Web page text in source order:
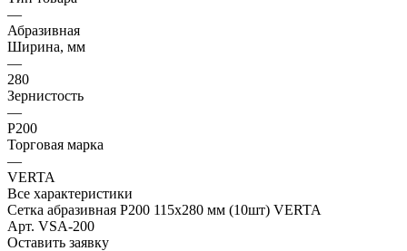
—
Абразивная
Ширина, мм
—
280
Зернистость
—
Р200
Торговая марка
—
VERTA
Все характеристики
Сетка абразивная Р200 115х280 мм (10шт) VERTA
Арт. VSA-200
Оставить заявку